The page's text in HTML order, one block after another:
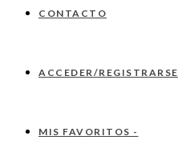
CONTACTO
ACCEDER/REGISTRARSE
MIS FAVORITOS -